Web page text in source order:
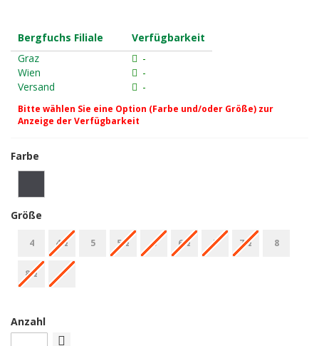
Bergfuchs Filiale
Verfügbarkeit
Graz
-
Wien
-
Versand
-
Bitte wählen Sie eine Option (Farbe und/oder Größe) zur
Anzeige der Verfügbarkeit
Farbe
Größe
4 4½ 5 5½ 6 6½ 7 7½ 8
8½ 9
Anzahl